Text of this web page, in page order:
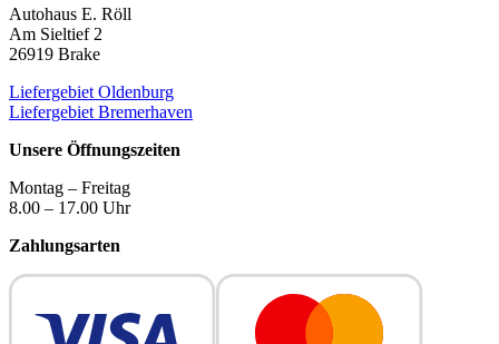
Autohaus E. Röll
Am Sieltief 2
26919 Brake
Liefergebiet Oldenburg
Liefergebiet Bremerhaven
Unsere Öffnungszeiten
Montag – Freitag
8.00 – 17.00 Uhr
Zahlungsarten